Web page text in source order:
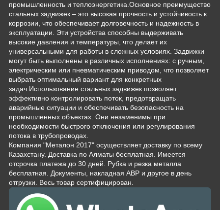
промышленность и теплоэнергетика.Основное преимущество
стальных задвижек – это высокая прочность и устойчивость к
коррозии, что обеспечивает долговечность и надежность в
эксплуатации. Эти устройства способны выдерживать
высокие давления и температуры, что делает их
универсальными для работы в сложных условиях. Задвижки
могут быть выполнены в различных исполнениях: с ручным,
электрическим или пневматическим приводом, что позволяет
выбрать оптимальный вариант для конкретных
задач.Использование стальных задвижек позволяет
эффективно контролировать поток, предотвращать
аварийные ситуации и обеспечивать безопасность на
промышленных объектах. Они незаменимы при
необходимости быстрого отключения или регулирования
потока в трубопроводах.
Компания "Металон 2017" осуществляет доставку по всему
Казахстану. Доставка по Алматы бесплатная. Имеется
отсрочка платежа до 30 дней. Рубка и резка металла
бесплатная. Документы, накладная АВР и другое в день
отгрузки. Весь товар сертифицирован.